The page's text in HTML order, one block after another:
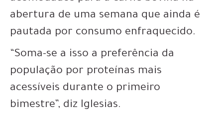
abertura de uma semana que ainda é
pautada por consumo enfraquecido.
“Soma-se a isso a preferência da
população por proteínas mais
acessíveis durante o primeiro
bimestre”, diz Iglesias.